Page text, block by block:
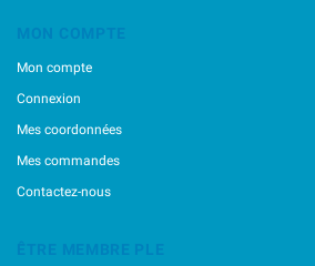
MON COMPTE
Mon compte
Connexion
Mes coordonnées
Mes commandes
Contactez-nous
ÊTRE MEMBRE PLE